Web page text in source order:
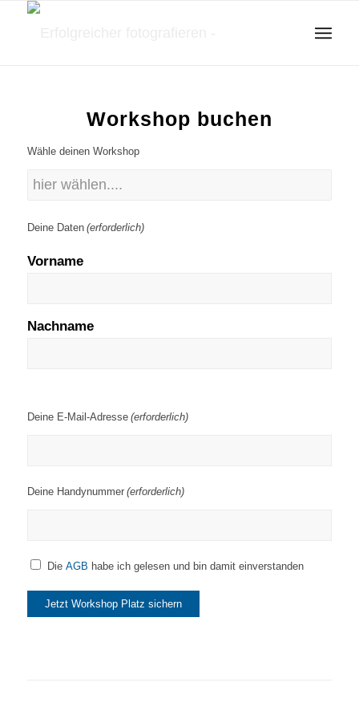
Workshop buchen
Wähle deinen Workshop
Deine Daten (erforderlich)
Vorname
Nachname
Deine E-Mail-Adresse (erforderlich)
Deine Handynummer (erforderlich)
Die AGB habe ich gelesen und bin damit einverstanden
Jetzt Workshop Platz sichern